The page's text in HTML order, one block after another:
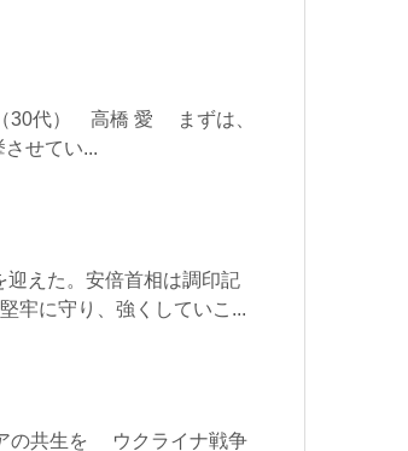
30代） 高橋 愛 まずは、
させてい...
えた。安倍首相は調印記
牢に守り、強くしていこ...
の共生を ウクライナ戦争